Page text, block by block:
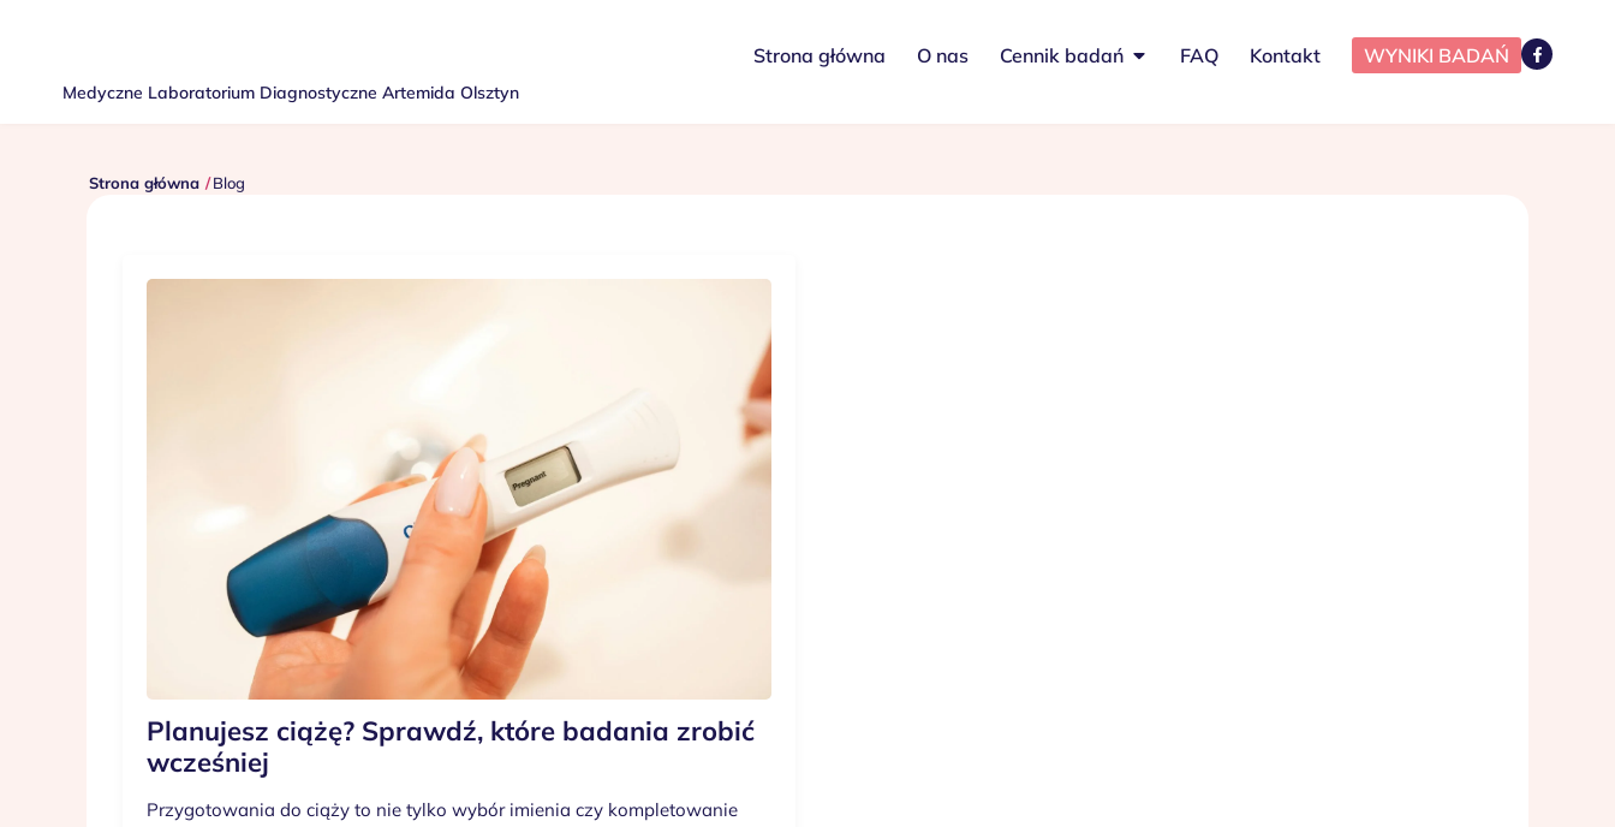
Medyczne Laboratorium Diagnostyczne Artemida Olsztyn
Strona główna O nas Cennik badań FAQ Kontakt WYNIKI BADAŃ
Strona główna Blog
Planujesz ciążę? Sprawdź, które badania zrobić
wcześniej
Przygotowania do ciąży to nie tylko wybór imienia czy kompletowanie